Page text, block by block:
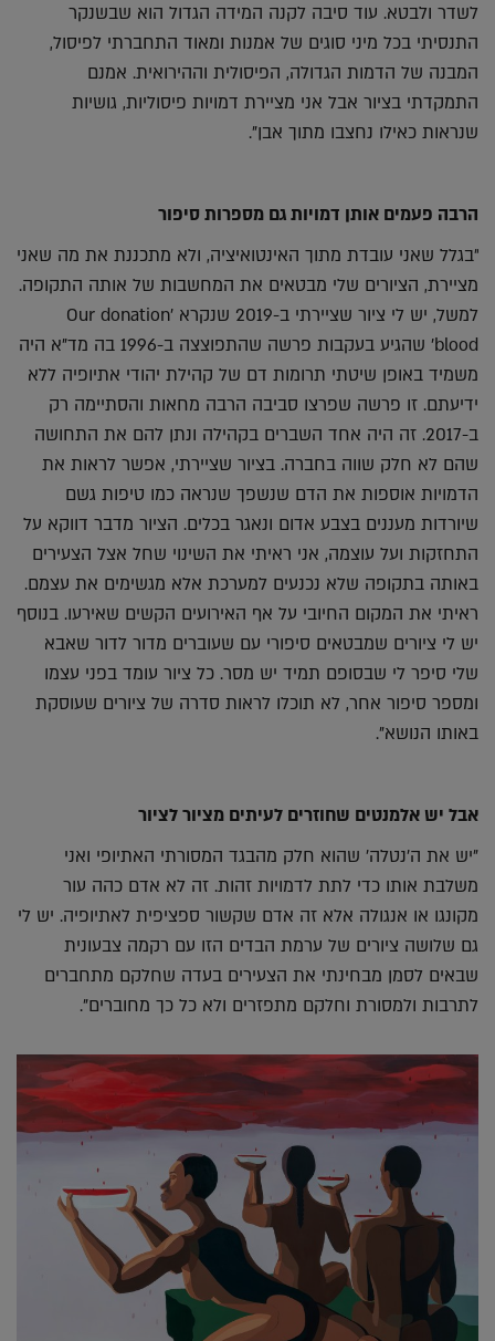
לשדר ולבטא. עוד סיבה לקנה המידה הגדול הוא שבשנקר
התנסיתי בכל מיני סוגים של אמנות ומאוד התחברתי לפיסול,
המבנה של הדמות הגדולה, הפיסולית וההירואית. אמנם
התמקדתי בציור אבל אני מציירת דמויות פיסוליות, גושיות
שנראות כאילו נחצבו מתוך אבן".
הרבה פעמים אותן דמויות גם מספרות סיפור
"בגלל שאני עובדת מתוך האינטואיציה, ולא מתכננת את מה שאני
מציירת, הציורים שלי מבטאים את המחשבות של אותה התקופה.
למשל, יש לי ציור שציירתי ב-2019 שנקרא 'Our donation
blood' שהגיע בעקבות פרשה שהתפוצצה ב-1996 בה מד"א היה
משמיד באופן שיטתי תרומות דם של קהילת יהודי אתיופיה ללא
ידיעתם. זו פרשה שפרצו סביבה הרבה מחאות והסתיימה רק
ב-2017. זה היה אחד השברים בקהילה ונתן להם את התחושה
שהם לא חלק שווה בחברה. בציור שציירתי, אפשר לראות את
הדמויות אוספות את הדם שנשפך שנראה כמו טיפות גשם
שיורדות מעננים בצבע אדום ונאגר בכלים. הציור מדבר דווקא על
התחזקות ועל עוצמה, אני ראיתי את השינוי שחל אצל הצעירים
באותה בתקופה שלא נכנעים למערכת אלא מגשימים את עצמם.
ראיתי את המקום החיובי על אף האירועים הקשים שאירעו. בנוסף
יש לי ציורים שמבטאים סיפורי עם שעוברים מדור לדור שאבא
שלי סיפר לי שבסופם תמיד יש מסר. כל ציור עומד בפני עצמו
ומספר סיפור אחר, לא תוכלו לראות סדרה של ציורים שעוסקת
באותו הנושא".
אבל יש אלמנטים שחוזרים לעיתים מציור לציור
"יש את ה'נטלה' שהוא חלק מהבגד המסורתי האתיופי ואני
משלבת אותו כדי לתת לדמויות זהות. זה לא אדם כהה עור
מקונגו או אנגולה אלא זה אדם שקשור ספציפית לאתיופיה. יש לי
גם שלושה ציורים של ערמת הבדים הזו עם רקמה צבעונית
שבאים לסמן מבחינתי את הצעירים בעדה שחלקם מתחברים
לתרבות ולמסורת וחלקם מתפזרים ולא כל כך מחוברים".